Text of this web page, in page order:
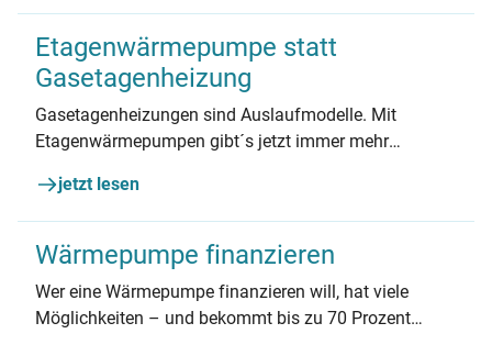
Etagenwärmepumpe statt
Gasetagenheizung
Gasetagenheizungen sind Auslaufmodelle. Mit
Etagenwärmepumpen gibt´s jetzt immer mehr
jetzt lesen
Wärmepumpe finanzieren
Wer eine Wärmepumpe finanzieren will, hat viele
Möglichkeiten – und bekommt bis zu 70 Prozent